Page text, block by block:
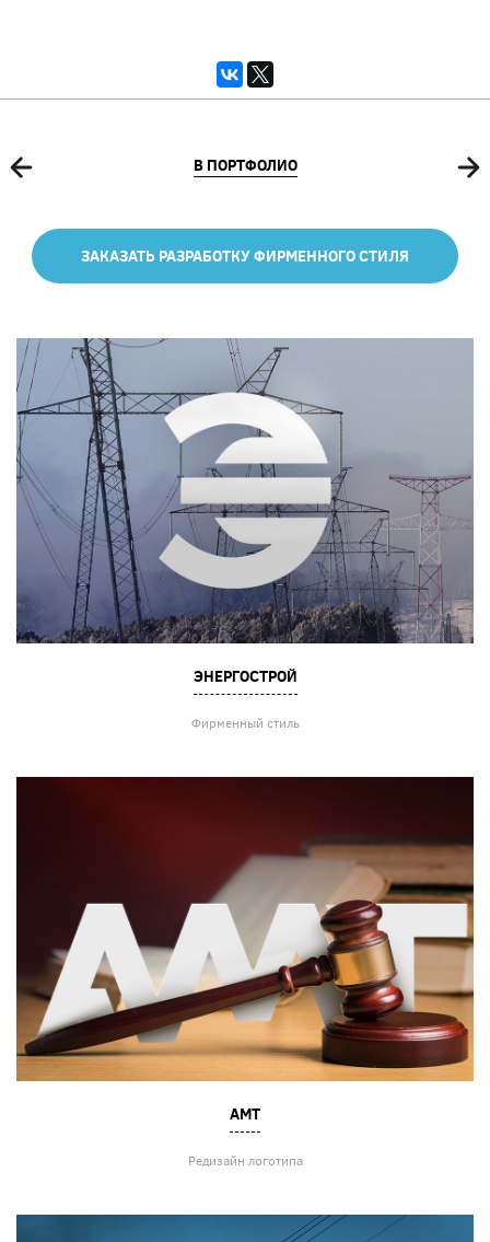
В ПОРТФОЛИО
ЗАКАЗАТЬ РАЗРАБОТКУ ФИРМЕННОГО СТИЛЯ
ЭНЕРГОСТРОЙ
Фирменный стиль
АМТ
Редизайн логотипа